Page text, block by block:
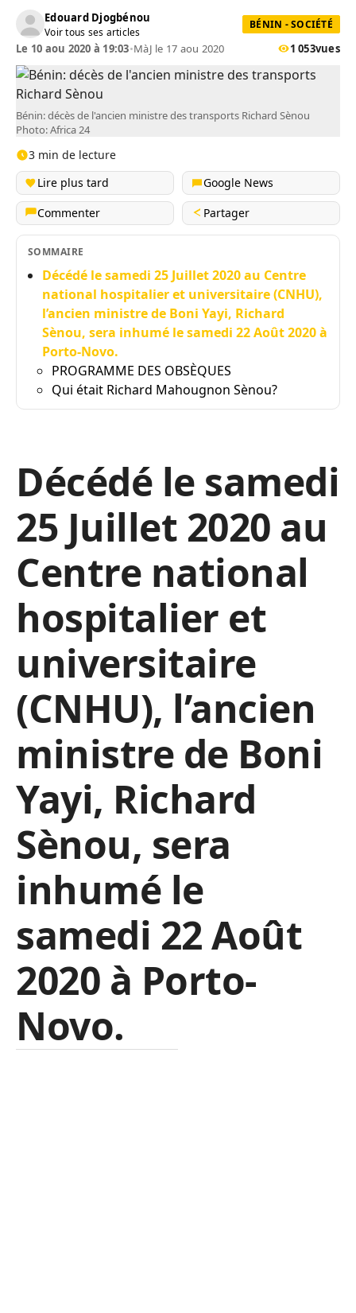
Edouard Djogbénou
Voir tous ses articles
BÉNIN - SOCIÉTÉ
Le 10 aou 2020 à 19:03•MàJ le 17 aou 2020 1 053vues
Bénin: décès de l'ancien ministre des transports Richard Sènou
Photo: Africa 24
3 min de lecture
Lire plus tard
Google News
Commenter
Partager
SOMMAIRE
Décédé le samedi 25 Juillet 2020 au Centre
national hospitalier et universitaire (CNHU),
l’ancien ministre de Boni Yayi, Richard
Sènou, sera inhumé le samedi 22 Août 2020 à
Porto-Novo.
PROGRAMME DES OBSÈQUES
Qui était Richard Mahougnon Sènou?
Décédé le samedi
25 Juillet 2020 au
Centre national
hospitalier et
universitaire
(CNHU), l’ancien
ministre de Boni
Yayi, Richard
Sènou, sera
inhumé le
samedi 22 Août
2020 à Porto-
Novo.